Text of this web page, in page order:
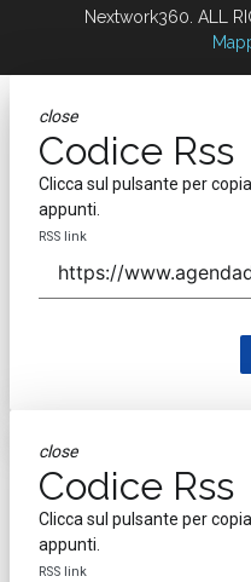
Nextwork360. ALL
close
Codice Rss
Clicca sul pulsante per
appunti.
RSS link
close
Codice Rss
Clicca sul pulsante per
appunti.
RSS link